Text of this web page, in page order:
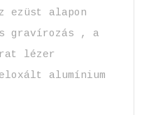
ezüst alapon
gravírozás , a
lézer
alumínium